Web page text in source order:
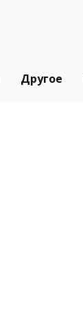
Другое